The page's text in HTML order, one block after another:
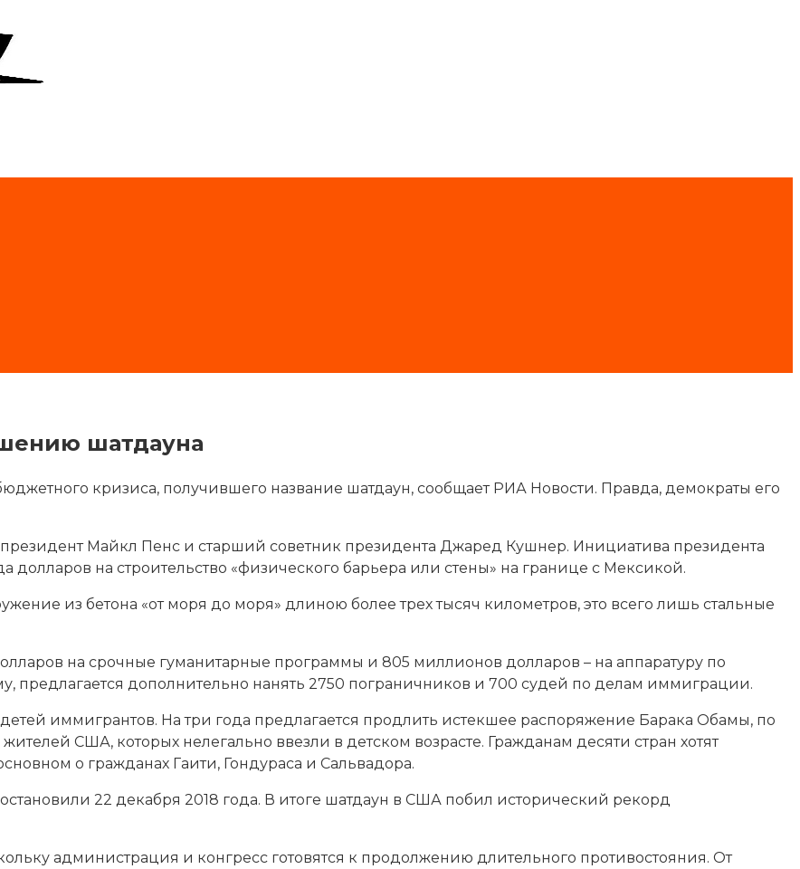
шатдауна
кризиса, получившего название шатдаун, сообщает РИА Новости. Правда, демократы его
Майкл Пенс и старший советник президента Джаред Кушнер. Инициатива президента
на строительство «физического барьера или стены» на границе с Мексикой.
из бетона «от моря до моря» длиною более трех тысяч километров, это всего лишь стальные
на срочные гуманитарные программы и 805 миллионов долларов – на аппаратуру по
предлагается дополнительно нанять 2750 пограничников и 700 судей по делам иммиграции.
иммигрантов. На три года предлагается продлить истекшее распоряжение Барака Обамы, по
США, которых нелегально ввезли в детском возрасте. Гражданам десяти стран хотят
о гражданах Гаити, Гондураса и Сальвадора.
22 декабря 2018 года. В итоге шатдаун в США побил исторический рекорд
администрация и конгресс готовятся к продолжению длительного противостояния. От